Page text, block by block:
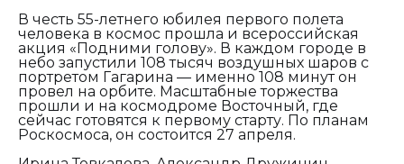
В честь 55-летнего юбилея первого полета
человека в космос прошла и всероссийская
акция «Подними голову». В каждом городе в
небо запустили 108 тысяч воздушных шаров с
портретом Гагарина — именно 108 минут он
провел на орбите. Масштабные торжества
прошли и на космодроме Восточный, где
сейчас готовятся к первому старту. По планам
Роскосмоса, он состоится 27 апреля.